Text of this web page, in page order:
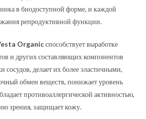
в биодоступной форме, и каждой
репродуктивной функции.
Organicспособствует выработке
и других составляющих компонентов
сосудов, делает их более эластичными,
обмен веществ, понижает уровень
противоаллергической активностью,
зрения, защищает кожу.